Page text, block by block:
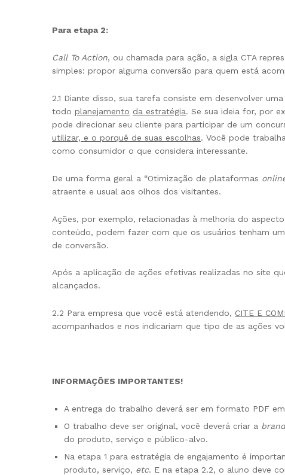
Para etapa 2:
Call To Action, ou chamada para ação, a sigla CTA
simples: propor alguma conversão para quem está
2.1 Diante disso, sua tarefa consiste em desenvolver
todo planejamento da estratégia. Se sua ideia for, por
pode direcionar seu cliente para participar de um
utilizar, e o porquê de suas escolhas. Você pode
como consumidor o que considera interessante.
De uma forma geral a “Otimização de plataformas
atraente e usual aos olhos dos visitantes.
Ações, por exemplo, relacionadas à melhoria do
conteúdo, podem fazer com que os usuários tenham
de conversão.
Após a aplicação de ações efetivas realizadas no site
alcançados.
2.2 Para empresa que você está atendendo, CITE E
acompanhados e nos indicariam que tipo de as ações
INFORMAÇÕES IMPORTANTES!
A entrega do trabalho deverá ser em formato PDF
O trabalho deve ser original, você deverá criar a
do produto, serviço e público-alvo.
Na etapa 1 para estratégia de engajamento é
produto, serviço, etc. E na etapa 2.2, o aluno deve